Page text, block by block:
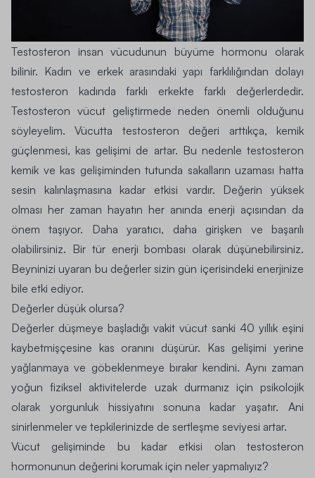
Testosteron insan vücudunun büyüme hormonu olarak
bilinir. Kadın ve erkek arasındaki yapı farklılığından dolayı
testosteron kadında farklı erkekte farklı değerlerdedir.
Testosteron vücut geliştirmede neden önemli olduğunu
söyleyelim. Vücutta testosteron değeri arttıkça, kemik
güçlenmesi, kas gelişimi de artar. Bu nedenle testosteron
kemik ve kas gelişiminden tutunda sakalların uzaması hatta
sesin kalınlaşmasına kadar etkisi vardır. Değerin yüksek
olması her zaman hayatın her anında enerji açısından da
önem taşıyor. Daha yaratıcı, daha girişken ve başarılı
olabilirsiniz. Bir tür enerji bombası olarak düşünebilirsiniz.
Beyninizi uyaran bu değerler sizin gün içerisindeki enerjinize
bile etki ediyor.
Değerler düşük olursa?
Değerler düşmeye başladığı vakit vücut sanki 40 yıllık eşini
kaybetmişçesine kas oranını düşürür. Kas gelişimi yerine
yağlanmaya ve göbeklenmeye bırakır kendini. Aynı zaman
yoğun fiziksel aktivitelerde uzak durmanız için psikolojik
olarak yorgunluk hissiyatını sonuna kadar yaşatır. Ani
sinirlenmeler ve tepkilerinizde de sertleşme seviyesi artar.
Vücut gelişiminde bu kadar etkisi olan testosteron
hormonunun değerini korumak için neler yapmalıyız?